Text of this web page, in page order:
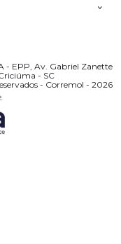
- EPP, Av. Gabriel Zanette
- SC
- Corremol - 2026